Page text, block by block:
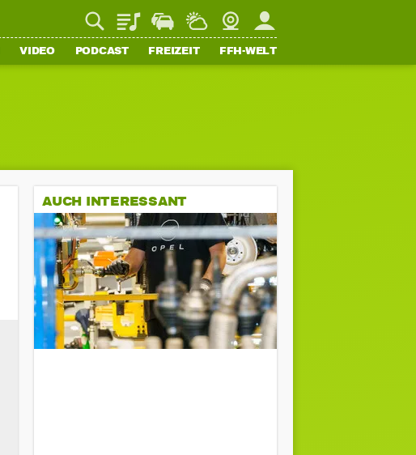
PlaylistStaupilotWetterWebcamMein FFH
VIDEO PODCAST FREIZEIT FFH-WELT
AUCH INTERESSANT